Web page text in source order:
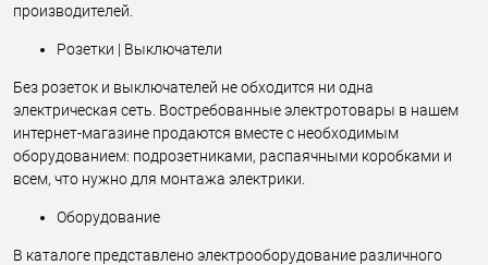
производителей.
Розетки | Выключатели
Без розеток и выключателей не обходится ни одна
электрическая сеть. Востребованные электротовары в нашем
интернет-магазине продаются вместе с необходимым
оборудованием: подрозетниками, распаячными коробками и
всем, что нужно для монтажа электрики.
Оборудование
В каталоге представлено электрооборудование различного